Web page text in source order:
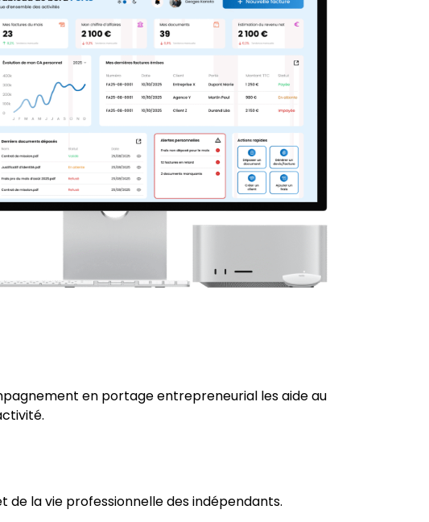
en portage entrepreneurial les aide au
la vie professionnelle des indépendants.